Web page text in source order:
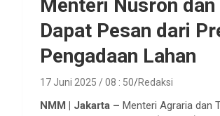
Menteri Nusron
Dapat Pesan dari
Pengadaan Lahan
17 Juni 2025 / 08 : 50 Redaksi
NMM | Jakarta – Menteri Agraria dan